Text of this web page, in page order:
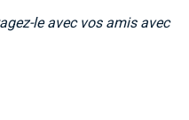
le avec vos amis avec